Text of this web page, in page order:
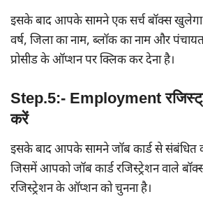
इसके बाद आपके सामने एक सर्च बॉक्स
वर्ष, जिला का नाम, ब्लॉक का नाम और
प्रोसीड के ऑप्शन पर क्लिक कर देना है।
Step.5:- Employment
करें
इसके बाद आपके सामने जॉब कार्ड से
जिसमें आपको जॉब कार्ड रजिस्ट्रेशन वाले
रजिस्ट्रेशन के ऑप्शन को चुनना है।